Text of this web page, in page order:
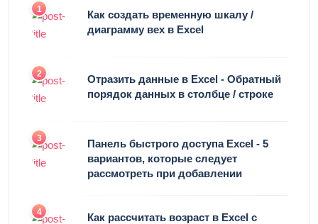
1
Как создать временную шкалу /
диаграмму вех в Excel
2
Отразить данные в Excel - Обратный
порядок данных в столбце / строке
3
Панель быстрого доступа Excel - 5
вариантов, которые следует
рассмотреть при добавлении
4
Как рассчитать возраст в Excel с